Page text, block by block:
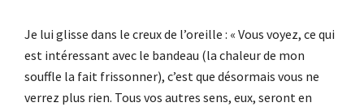
Je lui glisse dans le creux de l’oreille : « Vous voyez, ce qui
est intéressant avec le bandeau (la chaleur de mon
souffle la fait frissonner), c’est que désormais vous ne
verrez plus rien. Tous vos autres sens, eux, seront en